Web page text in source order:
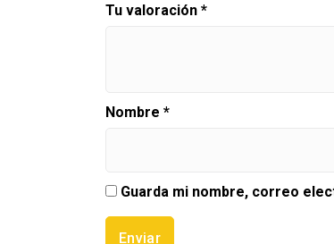
Tu valoración *
Nombre *
Guarda mi nombre, correo